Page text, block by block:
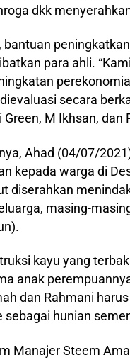
dkk
bantuan
para ahli.
secara
M Ikhsan, dan
Ahad (04/07/
kepada warga di
diserahkan
masing-
kayu yang
anak
dan Rahmani
sebagai hunian
Manajer Steem